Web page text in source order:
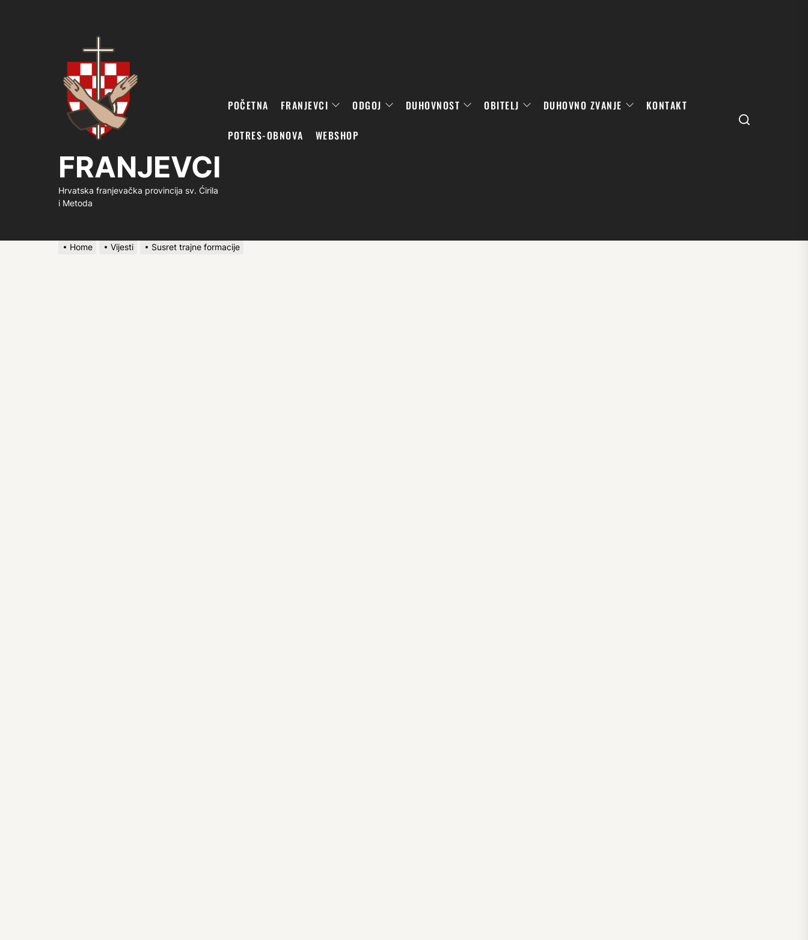
FRANJEVCI
Hrvatska franjevačka provincija sv. Ćirila
i Metoda
POČETNA FRANJEVCI ODGOJ DUHOVNOST OBITELJ DUHOVNO ZVANJE KONTAKT
POTRES-OBNOVA WEBSHOP
Search
Home Vijesti Susret trajne formacije